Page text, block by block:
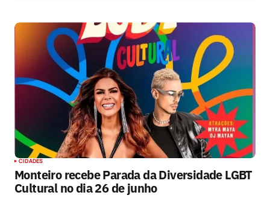
CIDADES
Monteiro recebe Parada da Diversidade LGBT
Cultural no dia 26 de junho